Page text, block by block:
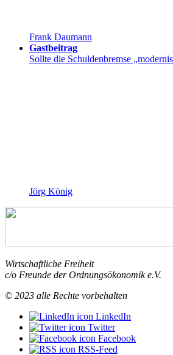
Frank Daumann
Gastbeitrag
Sollte die Schuldenbremse
Jörg König
Wirtschaftliche Freiheit
c/o Freunde der Ordnungsökonomik e.V.
© 2023 alle Rechte vorbehalten
LinkedIn
Twitter
Facebook
RSS-Feed